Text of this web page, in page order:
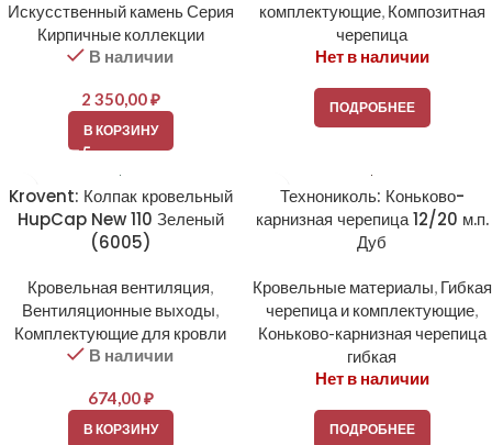
Искусственный камень Серия
Кирпичные коллекции
В наличии
2 350,00₽
В КОРЗИНУ
комплектующие, Композитная
черепица
Нет в наличии
ПОДРОБНЕЕ
Krovent: Колпак кровельный
HupCap New 110 Зеленый
(6005)
Кровельная вентиляция,
Вентиляционные выходы,
Комплектующие для кровли
В наличии
674,00₽
В КОРЗИНУ
Технониколь: Коньково-
карнизная черепица 12/20 м.п.
Дуб
Кровельные материалы, Гибкая
черепица и комплектующие,
Коньково-карнизная черепица
гибкая
Нет в наличии
ПОДРОБНЕЕ